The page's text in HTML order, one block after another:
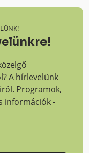
A hírlevelünk
Programok,
információk -